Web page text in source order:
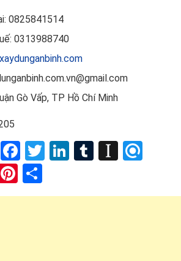
0825841514
0313988740
xaydunganbinh.com
Gò Vấp, TP Hồ Chí Minh
Facebook
TwitterLinkedIn
Tumblr
Pinterest